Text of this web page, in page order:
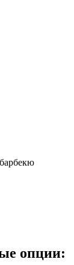
опции: